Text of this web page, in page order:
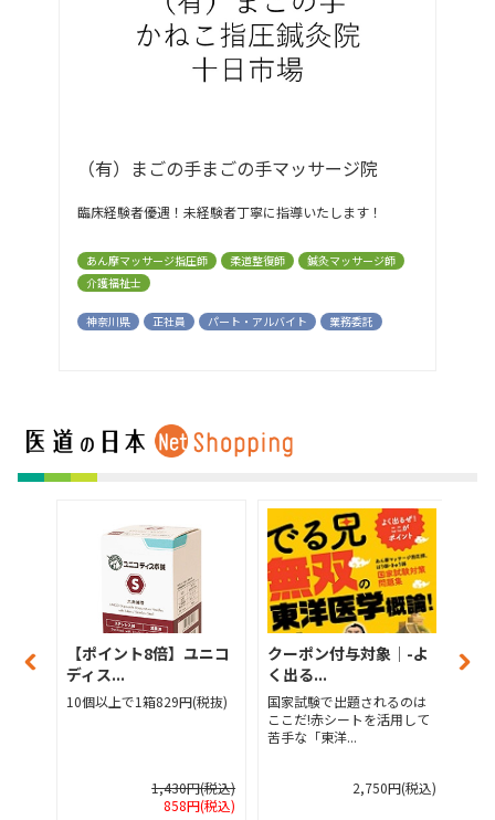
（有）まごの手まごの手マッサージ院
臨床経験者優遇！未経験者丁寧に指導いたします！
あん摩マッサージ指圧師 柔道整復師
鍼灸マッサージ師
介護福祉士
神奈川県 正社員 パート・アルバイト 業務委託
【ポイント8倍】ユニコ
ディス...
10個以上で1箱829円(税抜)
1,430円(税込)
858円(税込)
クーポン付与対象│-よ
く出る...
国家試験で出題されるのは
ここだ!赤シートを活用して
苦手な「東洋...
2,750円(税込)
クー
く出